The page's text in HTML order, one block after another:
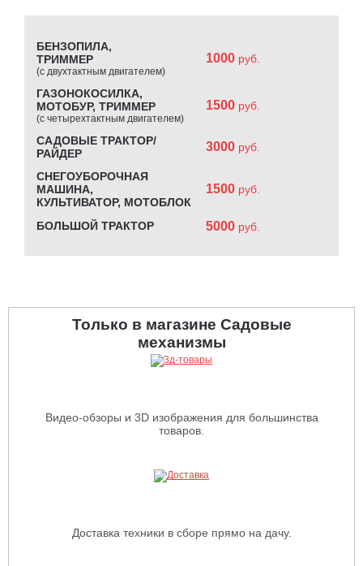
БЕНЗОПИЛА,
ТРИММЕР
(с двухтактным двигателем)
1000 руб.
ГАЗОНОКОСИЛКА,
МОТОБУР, ТРИММЕР
(с четырехтактным двигателем)
1500 руб.
САДОВЫЕ ТРАКТОР/
РАЙДЕР
3000 руб.
СНЕГОУБОРОЧНАЯ
МАШИНА,
КУЛЬТИВАТОР, МОТОБЛОК
1500 руб.
БОЛЬШОЙ ТРАКТОР 5000 руб.
Только в магазине Садовые
механизмы
Видео-обзоры и 3D изображения для большинства
товаров.
Доставка техники в сборе прямо на дачу.